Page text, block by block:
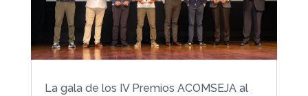
La gala de los IV Premios ACOMSEJA al